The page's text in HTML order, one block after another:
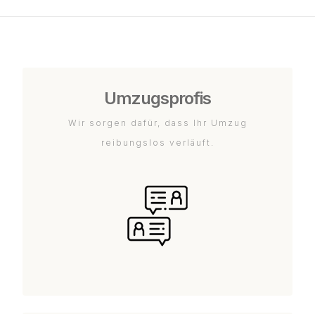
Umzugsprofis
Wir sorgen dafür, dass Ihr Umzug
reibungslos verläuft.